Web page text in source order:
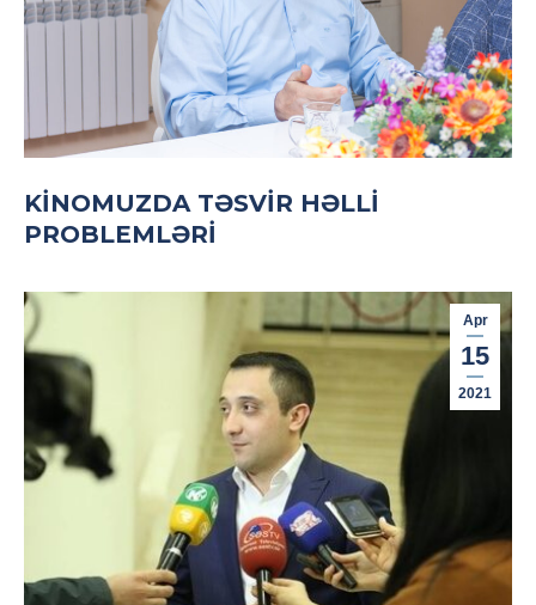
KINOMUZDA TƏSVIR HƏLLI
PROBLEMLƏRI
Apr
15
2021